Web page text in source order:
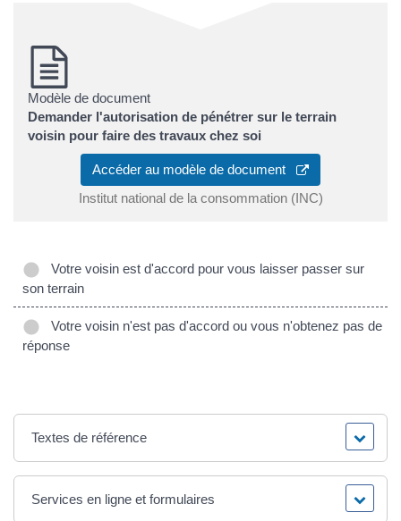
Modèle de document
Demander l'autorisation de pénétrer sur le terrain
voisin pour faire des travaux chez soi
Accéder au modèle de document
Institut national de la consommation (INC)
Votre voisin est d'accord pour vous laisser passer sur
son terrain
Votre voisin n'est pas d'accord ou vous n'obtenez pas de
réponse
Textes de référence
Services en ligne et formulaires